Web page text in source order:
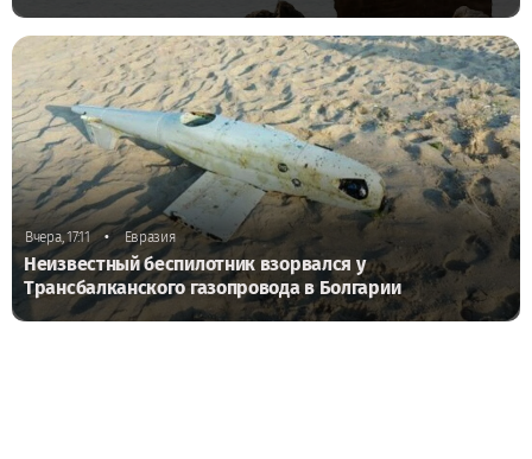
Вчера, 17:11 • Евразия
Неизвестный беспилотник взорвался у
Трансбалканского газопровода в Болгарии